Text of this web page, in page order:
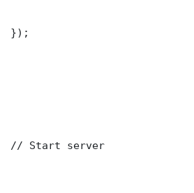
});
// Start server